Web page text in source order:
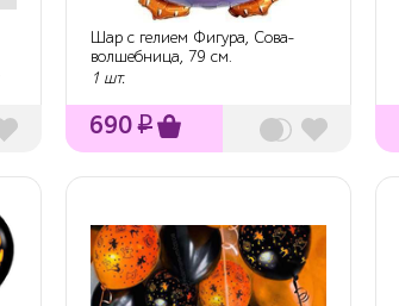
Шар с гелием Фигура, Сова-
волшебница, 79 см.
1 шт.
690₽